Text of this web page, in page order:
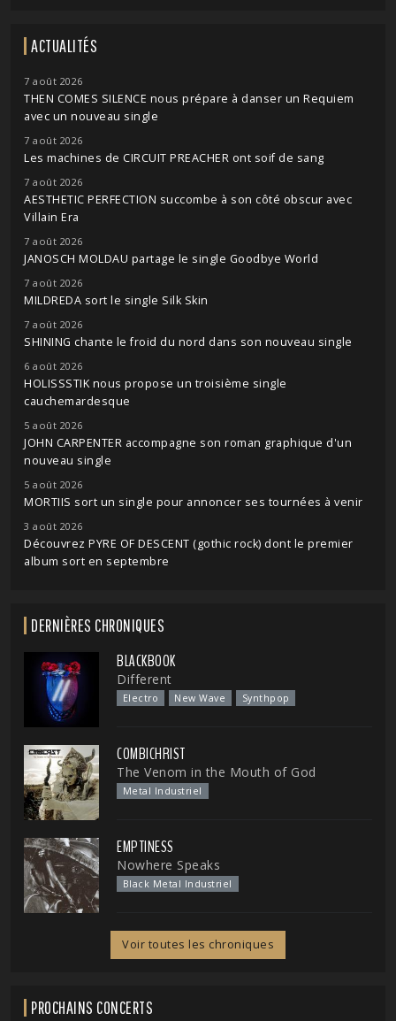
ACTUALITÉS
7 août 2026
THEN COMES SILENCE nous prépare à danser un Requiem
avec un nouveau single
7 août 2026
Les machines de CIRCUIT PREACHER ont soif de sang
7 août 2026
AESTHETIC PERFECTION succombe à son côté obscur avec
Villain Era
7 août 2026
JANOSCH MOLDAU partage le single Goodbye World
7 août 2026
MILDREDA sort le single Silk Skin
7 août 2026
SHINING chante le froid du nord dans son nouveau single
6 août 2026
HOLISSSTIK nous propose un troisième single
cauchemardesque
5 août 2026
JOHN CARPENTER accompagne son roman graphique d'un
nouveau single
5 août 2026
MORTIIS sort un single pour annoncer ses tournées à venir
3 août 2026
Découvrez PYRE OF DESCENT (gothic rock) dont le premier
album sort en septembre
DERNIÈRES CHRONIQUES
BLACKBOOK
Different
Electro New Wave Synthpop
COMBICHRIST
The Venom in the Mouth of God
Metal Industriel
EMPTINESS
Nowhere Speaks
Black Metal Industriel
Voir toutes les chroniques
PROCHAINS CONCERTS